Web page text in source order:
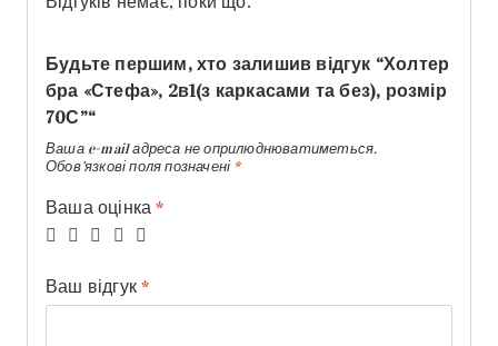
Будьте першим, хто залишив відгук “Холтер
бра «Стефа», 2в1(з каркасами та без), розмір
70С”“
Ваша e-mail адреса не оприлюднюватиметься.
Обов’язкові поля позначені *
Ваша оцінка*
Ваш відгук*